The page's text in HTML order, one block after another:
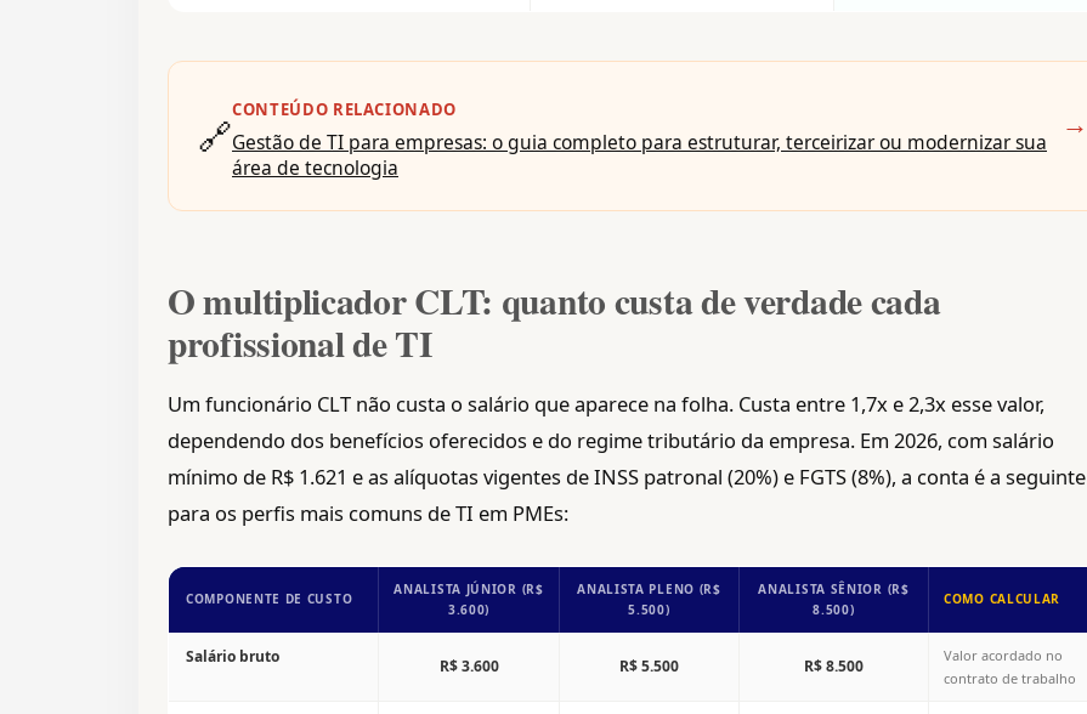
🔗
CONTEÚDO RELACIONADO
Gestão de TI para empresas: o guia completo para estruturar, terceirizar ou modernizar sua
área de tecnologia
→
O multiplicador CLT: quanto custa de verdade cada
profissional de TI
Um funcionário CLT não custa o salário que aparece na folha. Custa entre 1,7x e 2,3x esse valor,
dependendo dos benefícios oferecidos e do regime tributário da empresa. Em 2026, com salário
mínimo de R$ 1.621 e as alíquotas vigentes de INSS patronal (20%) e FGTS (8%), a conta é a seguinte
para os perfis mais comuns de TI em PMEs:
COMPONENTE DE CUSTO
ANALISTA JÚNIOR (R$
3.600)
ANALISTA PLENO (R$
5.500)
ANALISTA SÊNIOR (R$
8.500)
COMO CALCULAR
Salário bruto R$ 3.600 R$ 5.500 R$ 8.500
Valor acordado no
contrato de trabalho